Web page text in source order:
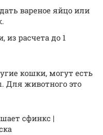
вареное яйцо или
расчета до 1
кошки, могут есть
животного это
сфинкс |